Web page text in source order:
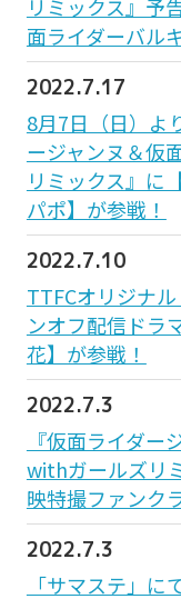
リミックス』予
面ライダーバル
2022.7.17
8月7日（日）よ
ージャンヌ＆仮
リミックス』に
パポ】が参戦！
2022.7.10
TTFCオリジナ
ンオフ配信ドラ
花】が参戦！
2022.7.3
『仮面ライダー
withガールズリ
映特撮ファンク
2022.7.3
「サマステ」